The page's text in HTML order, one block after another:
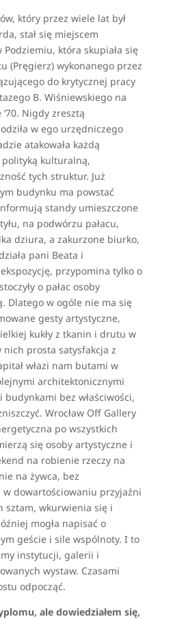
który przez wiele lat był
stał się miejscem
która skupiała się
(Pręgierz) wykonanego przez
do krytycznej pracy
B. Wiśniewskiego na
Nigdy zresztą
w ego urzędniczego
atakowała każdą
kulturalną,
tych struktur. Już
budynku ma powstać
standy umieszczone
na podwórzu pałacu,
dziura, a zakurzone biurko,
pani Beata i
przypomina tylko o
o pałac osoby
Dlatego w ogóle nie ma się
gesty artystyczne,
kukły z tkanin i drutu w
nich prosta satysfakcja z
włazi nam butami w
architektonicznymi
bez właściwości,
Wrocław Off Gallery
po wszystkich
się osoby artystyczne i
na robienie rzeczy na
na żywca, bez
dowartościowaniu przyjaźni
sztam, wkurwienia się i
mogła napisać o
geście i sile wspólnoty. I to
instytucji, galerii i
wystaw. Czasami
odpocząć.
ale dowiedziałem się,